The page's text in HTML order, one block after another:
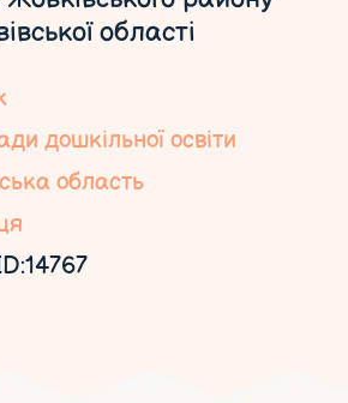
області
дошкільної освіти
область